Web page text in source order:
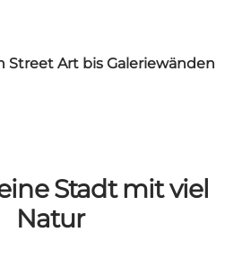
Street Art bis Galeriewänden
Stadt mit viel
Natur